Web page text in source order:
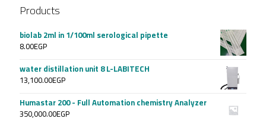
Products
biolab 2ml in 1/100ml serological pipette
8.00EGP
water distillation unit 8 L-LABITECH
13,100.00EGP
Humastar 200 - Full Automation chemistry Analyzer
350,000.00EGP